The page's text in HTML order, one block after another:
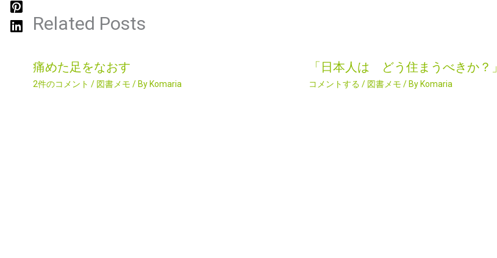
Related Posts
痛めた足をなおす
2件のコメント / 図書メモ / By Komaria
「日本人は どう住まうべきか？」
コメントする / 図書メモ / By Komaria